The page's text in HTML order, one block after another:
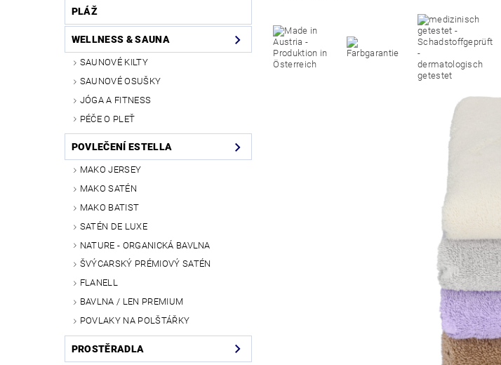
PLÁŽ
WELLNESS & SAUNA
SAUNOVÉ KILTY
SAUNOVÉ OSUŠKY
JÓGA A FITNESS
PÉČE O PLEŤ
POVLEČENÍ ESTELLA
MAKO JERSEY
MAKO SATÉN
MAKO BATIST
SATÉN DE LUXE
NATURE - ORGANICKÁ BAVLNA
ŠVÝCARSKÝ PRÉMIOVÝ SATÉN
FLANELL
BAVLNA / LEN PREMIUM
POVLAKY NA POLŠTÁŘKY
PROSTĚRADLA